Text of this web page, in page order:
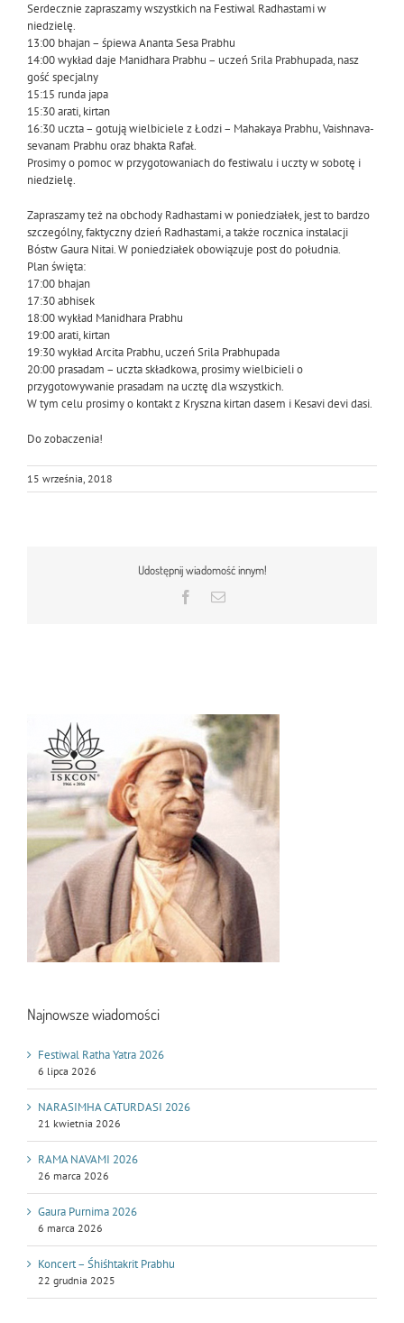
Serdecznie zapraszamy wszystkich na Festiwal Radhastami w
niedzielę.
13:00 bhajan – śpiewa Ananta Sesa Prabhu
14:00 wykład daje Manidhara Prabhu – uczeń Srila Prabhupada, nasz
gość specjalny
15:15 runda japa
15:30 arati, kirtan
16:30 uczta – gotują wielbiciele z Łodzi – Mahakaya Prabhu, Vaishnava-
sevanam Prabhu oraz bhakta Rafał.
Prosimy o pomoc w przygotowaniach do festiwalu i uczty w sobotę i
niedzielę.
Zapraszamy też na obchody Radhastami w poniedziałek, jest to bardzo
szczególny, faktyczny dzień Radhastami, a także rocznica instalacji
Bóstw Gaura Nitai. W poniedziałek obowiązuje post do południa.
Plan święta:
17:00 bhajan
17:30 abhisek
18:00 wykład Manidhara Prabhu
19:00 arati, kirtan
19:30 wykład Arcita Prabhu, uczeń Srila Prabhupada
20:00 prasadam – uczta składkowa, prosimy wielbicieli o
przygotowywanie prasadam na ucztę dla wszystkich.
W tym celu prosimy o kontakt z Kryszna kirtan dasem i Kesavi devi dasi.
Do zobaczenia!
15 września, 2018
Udostępnij wiadomość innym!
Facebook
Email
Najnowsze wiadomości
Festiwal Ratha Yatra 2026
6 lipca 2026
NARASIMHA CATURDASI 2026
21 kwietnia 2026
RAMA NAVAMI 2026
26 marca 2026
Gaura Purnima 2026
6 marca 2026
Koncert – Śhiśhtakrit Prabhu
22 grudnia 2025